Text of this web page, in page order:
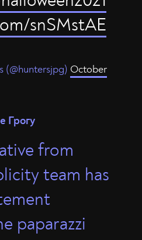
snSMstAE
(@huntersjpg) October
Грогу
from
team has
paparazzi